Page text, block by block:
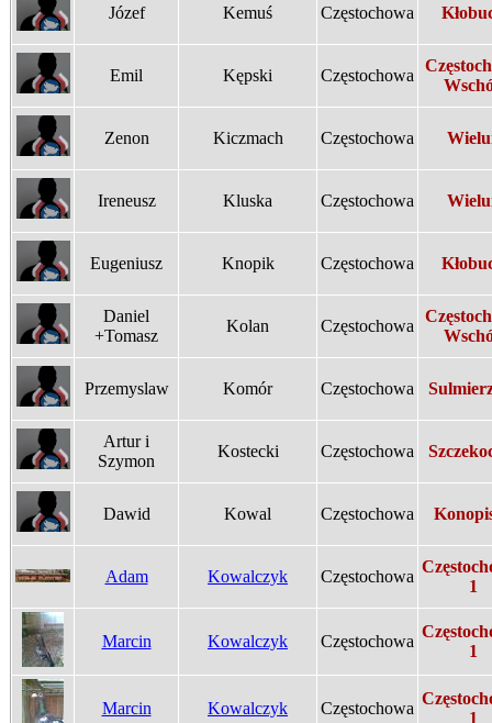
Józef Kemuś Częstochowa
Emil Kępski Częstochowa
Zenon Kiczmach Częstochowa
Ireneusz Kluska Częstochowa
Eugeniusz Knopik Częstochowa
Daniel
+Tomasz
Kolan Częstochowa
Przemyslaw Komór Częstochowa
Artur i
Szymon
Kostecki Częstochowa
Dawid Kowal Częstochowa
Adam Kowalczyk Częstochowa
1
Marcin Kowalczyk Częstochowa
1
Marcin Kowalczyk Częstochowa
1